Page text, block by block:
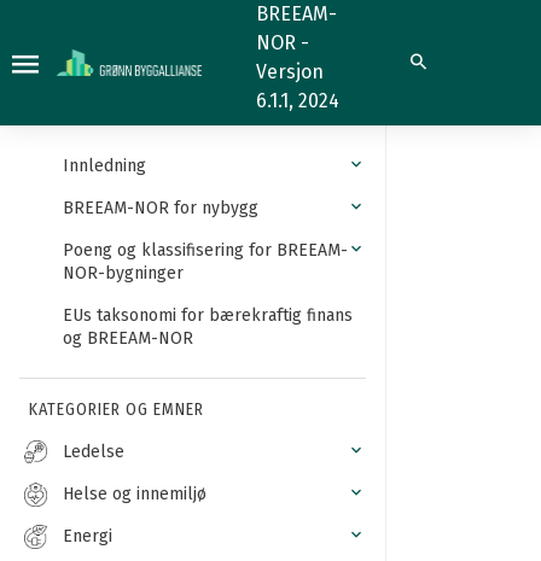
LivssykluskostnaderBREEAM-
NOR -
Versjon
6.1.1, 2024
Søk
Innledning
BREEAM-NOR for nybygg
Poeng og klassifisering for BREEAM-
NOR-bygninger
EUs taksonomi for bærekraftig finans
og BREEAM-NOR
KATEGORIER OG EMNER
Ledelse
Helse og innemiljø
Energi